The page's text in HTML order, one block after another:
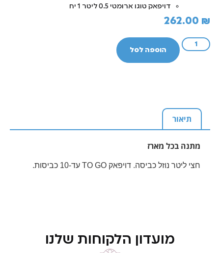
דויפאק טוגו ארומטי 0.5 ליטר 1 יח
262.00 ₪
הוספה לסל
תיאור
מתנה בכל מארז
חצי ליטר נוזל כביסה. דויפאק TO GO עד-10 כביסות.
מועדון הלקוחות שלנו